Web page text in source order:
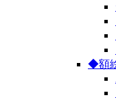
◆額